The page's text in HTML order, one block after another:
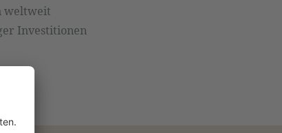
weltweit
Investitionen